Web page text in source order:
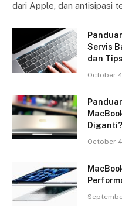
dari Apple, dan antisipasi
Servis
dan
October
Diganti?
October